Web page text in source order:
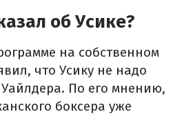
об Усике?
на собственном
что Усику не надо
По его мнению,
боксера уже